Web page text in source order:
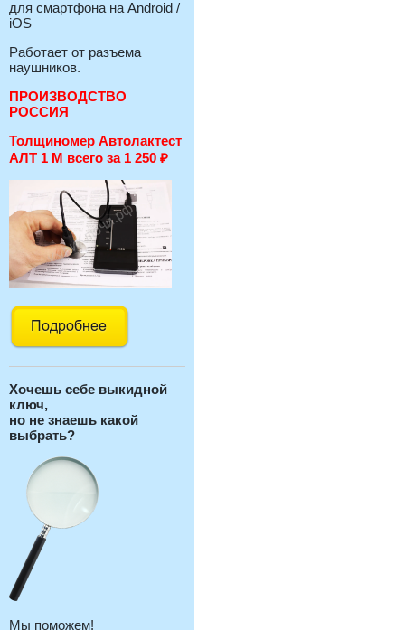
для смартфона на Android /
iOS
Работает от разъема
наушников.
ПРОИЗВОДСТВО
РОССИЯ
Толщиномер Автолактест
АЛТ 1 М всего за 1 250 ₽
Хочешь себе выкидной
ключ,
но не знаешь какой
выбрать?
Мы поможем!